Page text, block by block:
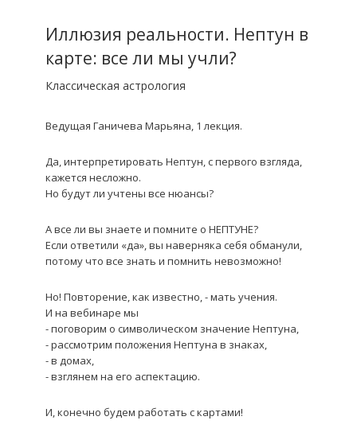
Иллюзия реальности. Нептун в
карте: все ли мы учли?
Классическая астрология
Ведущая Ганичева Марьяна, 1 лекция.
Да, интерпретировать Нептун, с первого взгляда,
кажется несложно.
Но будут ли учтены все нюансы?
А все ли вы знаете и помните о НЕПТУНЕ?
Если ответили «да», вы наверняка себя обманули,
потому что все знать и помнить невозможно!
Но! Повторение, как известно, - мать учения.
И на вебинаре мы
- поговорим о символическом значение Нептуна,
- рассмотрим положения Нептуна в знаках,
- в домах,
- взглянем на его аспектацию.
И, конечно будем работать с картами!